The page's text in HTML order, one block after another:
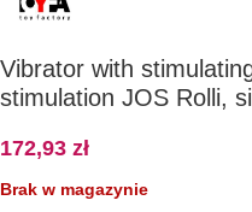
Vibrator with
stimulation JOS Rolli,
172,93 zł
Brak w magazynie